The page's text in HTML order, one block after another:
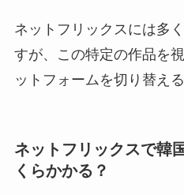
ネットフリックスには多
すが、この特定の作品を
ットフォームを切り替え
ネットフリックスで韓
くらかかる？